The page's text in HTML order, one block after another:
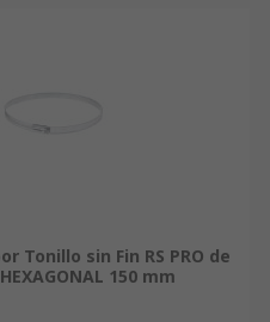
Tonillo sin Fin RS PRO de
150 mm